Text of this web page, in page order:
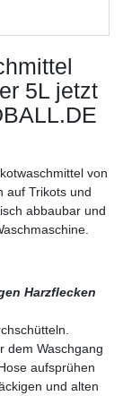
5L jetzt
von
auf Trikots und
abbaubar und
Harzflecken
dem Waschgang
aufsprühen
und alten